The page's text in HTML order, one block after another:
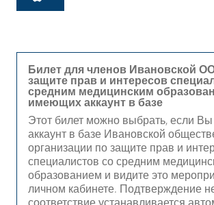
Билет для членов Ивановской
защите прав и интересов
средним медицинским
имеющих аккаунт в базе
Этот билет можно выбрать, если
аккаунт в базе Ивановской
организации по защите прав и
специалистов со средним
образованием и видите это
личном кабинете. Подтверждение